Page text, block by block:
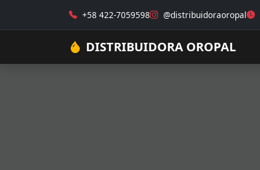
+58 422-7059598 @distribuidoraoropal
DISTRIBUIDORA OROPAL